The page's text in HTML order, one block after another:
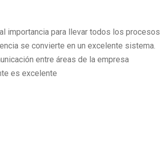
importancia para llevar todos los procesos
se convierte en un excelente sistema.
entre áreas de la empresa
es excelente